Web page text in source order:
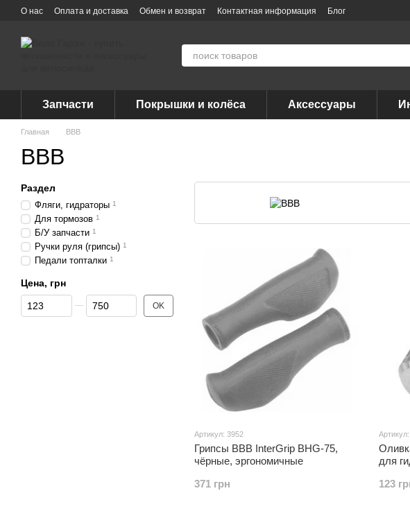
Перейти к основному контенту
О нас Оплата и доставка Обмен и возврат Контактная информация Блог
Запчасти Покрышки и колёса Аксессуары
Главная BBB
BBB
Артикул: 3952
Грипсы BBB InterGrip BHG-75,
чёрные, эргономичные
371 грн
для
123
Раздел
Фляги, гидраторы 1
Для тормозов 1
Б/У запчасти 1
Ручки руля (грипсы) 1
Педали топталки 1
Цена, грн
От Цена, грн
До Цена, грн OK